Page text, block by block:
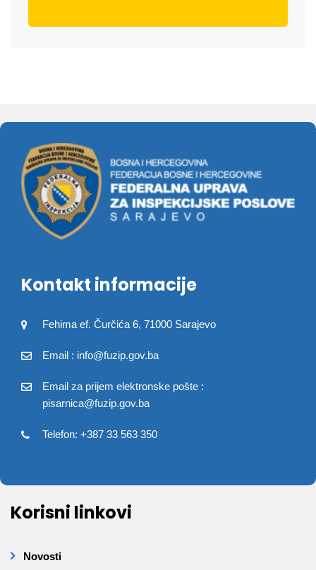
Kontakt informacije
Fehima ef. Čurčića 6, 71000 Sarajevo
Email : info@fuzip.gov.ba
Email za prijem elektronske pošte :
pisarnica@fuzip.gov.ba
Telefon: +387 33 563 350
Korisni linkovi
Novosti